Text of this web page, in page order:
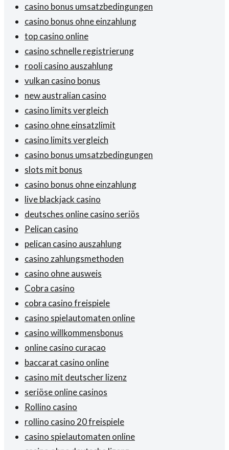
casino bonus umsatzbedingungen
casino bonus ohne einzahlung
top casino online
casino schnelle registrierung
rooli casino auszahlung
vulkan casino bonus
new australian casino
casino limits vergleich
casino ohne einsatzlimit
casino limits vergleich
casino bonus umsatzbedingungen
slots mit bonus
casino bonus ohne einzahlung
live blackjack casino
deutsches online casino seriös
Pelican casino
pelican casino auszahlung
casino zahlungsmethoden
casino ohne ausweis
Cobra casino
cobra casino freispiele
casino spielautomaten online
casino willkommensbonus
online casino curacao
baccarat casino online
casino mit deutscher lizenz
seriöse online casinos
Rollino casino
rollino casino 20 freispiele
casino spielautomaten online